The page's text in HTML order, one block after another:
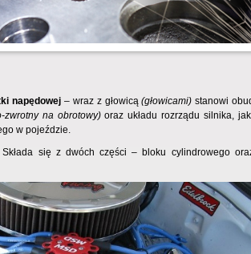
napędowej – wraz z głowicą(głowicami) stanowi
zwrotny na obrotowy)oraz układu rozrządu silnika,
w pojeździe.
się z dwóch części – bloku cylindrowego